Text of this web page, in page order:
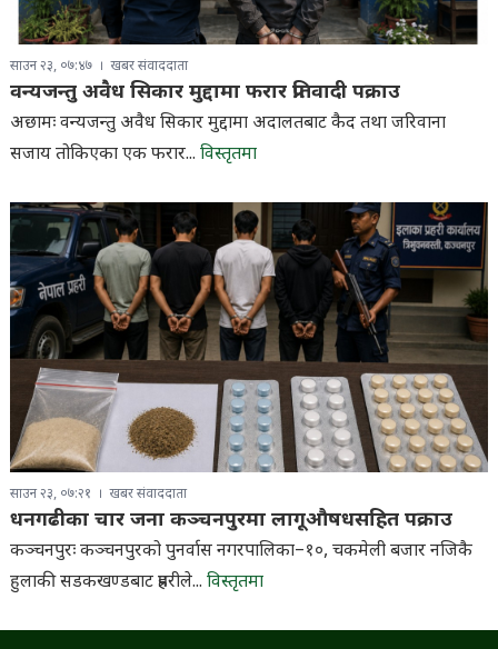
साउन २३, ०७:४७ खबर संवाददाता
वन्यजन्तु अवैध सिकार मुद्दामा फरार प्रतिवादी पक्राउ
अछामः वन्यजन्तु अवैध सिकार मुद्दामा अदालतबाट कैद तथा जरिवाना
सजाय तोकिएका एक फरार... विस्तृतमा
साउन २३, ०७:२१ खबर संवाददाता
धनगढीका चार जना कञ्चनपुरमा लागूऔषधसहित पक्राउ
कञ्चनपुरः कञ्चनपुरको पुनर्वास नगरपालिका–१०, चकमेली बजार नजिकै
हुलाकी सडकखण्डबाट प्रहरीले... विस्तृतमा